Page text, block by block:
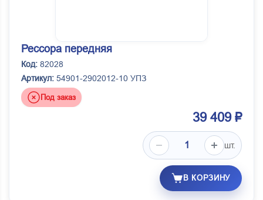
Рессора передняя
Код: 82028
Артикул: 54901-2902012-10 УПЗ
Под заказ
39 409 ₽
шт.
В КОРЗИНУ